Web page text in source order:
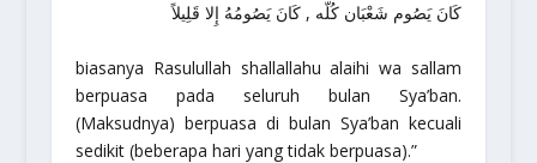
كَانَ يَصُوم شَعْبَان كُلّه , كَانَ يَصُومُهُ إِلا قَلِيلاً
biasanya Rasulullah shallallahu alaihi wa sallam
berpuasa pada seluruh bulan Sya’ban.
(Maksudnya) berpuasa di bulan Sya’ban kecuali
sedikit (beberapa hari yang tidak berpuasa).”